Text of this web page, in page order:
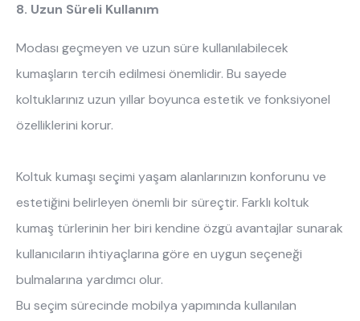
8. Uzun Süreli Kullanım
Modası geçmeyen ve uzun süre kullanılabilecek
kumaşların tercih edilmesi önemlidir. Bu sayede
koltuklarınız uzun yıllar boyunca estetik ve fonksiyonel
özelliklerini korur.
Koltuk kumaşı seçimi yaşam alanlarınızın konforunu ve
estetiğini belirleyen önemli bir süreçtir. Farklı koltuk
kumaş türlerinin her biri kendine özgü avantajlar sunarak
kullanıcıların ihtiyaçlarına göre en uygun seçeneği
bulmalarına yardımcı olur.
Bu seçim sürecinde mobilya yapımında kullanılan